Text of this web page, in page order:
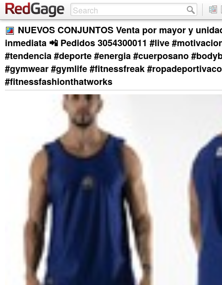
NUEVOS CONJUNTOS Venta por mayor y
inmediata 📲 Pedidos 3054300011 #live
#tendencia #deporte #energia #cuerposano
#gymwear #gymlife #fitnessfreak
#fitnessfashionthatworks